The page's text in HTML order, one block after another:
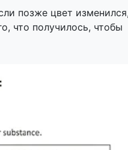
позже цвет
что получилось, чтобы